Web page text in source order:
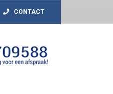
Contact
CONTACT